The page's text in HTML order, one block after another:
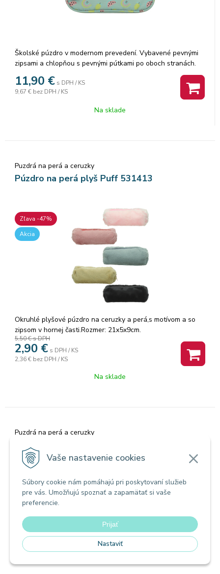
Vaše nastavenie cookies
Súbory cookie nám pomáhajú pri poskytovaní služieb
pre vás. Umožňujú spoznať a zapamätať si vaše
preferencie.
Prijať
Nastaviť
Školské púzdro v modernom prevedení. Vybavené pevnými
zipsami a chlopňou s pevnými pútkami po oboch stranách.
Pod chlopňou je miesto pre volné uloženie písacích potrieb či
iných drobností. Vhodné pre školákov na 2. stupni a starších
študentov. Puzdro je ľahko umývateľné.Rozmer: 22x10x5cm.
11,90 € s DPH / KS
9,67 € bez DPH / KS
Na sklade
Puzdrá na perá a ceruzky
Púzdro na perá plyš Puff 531413
Zľava -47%
Akcia
Okruhlé plyšové púzdro na ceruzky a perá,s motívom a so
zipsom v hornej časti.Rozmer: 21x5x9cm.
5,50 €s DPH
2,90 € s DPH / KS
2,36 € bez DPH / KS
Na sklade
Puzdrá na perá a ceruzky
Púzdro na perá COMPACT Manual 531299
Zľava -42%
Akcia